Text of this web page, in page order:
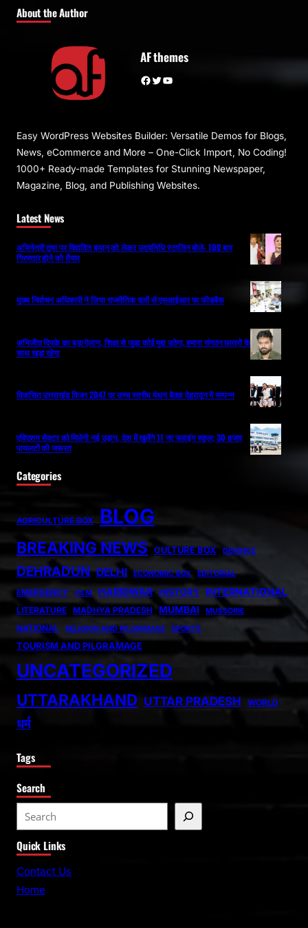
About the Author
AF themes
Facebook Twitter YouTube
Easy WordPress Websites Builder: Versatile Demos for Blogs,
News, eCommerce and More – One-Click Import, No Coding!
1000+ Ready-made Templates for Stunning Newspaper,
Magazine, Blog, and Publishing Websites.
Latest News
अभिनेत्री तृषा पर विवादित बयान को लेकर उदयनिधि स्टालिन बोले- 100 बार
गिरफ्तार होने को तैयार
मुख्य निर्वाचन अधिकारी ने लिया राजनैतिक दलों से एसआईआर पर फीडबैक
अभिजीत दिपके का बड़ा ऐलान, शिक्षा से जुड़ा कोई मुद्दा उठेगा, हमारा संगठन छात्रों के
साथ खड़ा रहेगा
विकसित उत्तराखंड विजन 2047 पर उच्च स्तरीय मंथन बैठक देहरादून में सम्पन्न
एविएशन सेक्टर को मिलेगी नई उड़ान, देश में खुलेंगे 11 नए फ्लाइंग स्कूल; 30 हजार
पायलटों की जरूरत
Categories
AGRICULTURE BOX BLOG
BREAKING NEWS CULTURE BOX DEFENCE
DEHRADUN DELHI ECONOMIC BOX EDITORIAL
EMERGENCY FILM HARIDWAR HISTORY INTERNATIONAL
LITERATURE MADHYA PRADESH MUMBAI MUSSORIE
NATIONAL RELIGION AND PILGRIMAGE SPORTS
TOURISM AND PILGRAMAGE
UNCATEGORIZED
UTTARAKHAND UTTAR PRADESH WORLD
धर्म
Tags
Search
e
a
r
Quick Links
Contact Us
Home